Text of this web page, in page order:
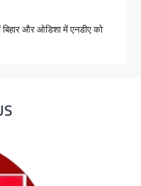
और ओडिशा में एनडीए को